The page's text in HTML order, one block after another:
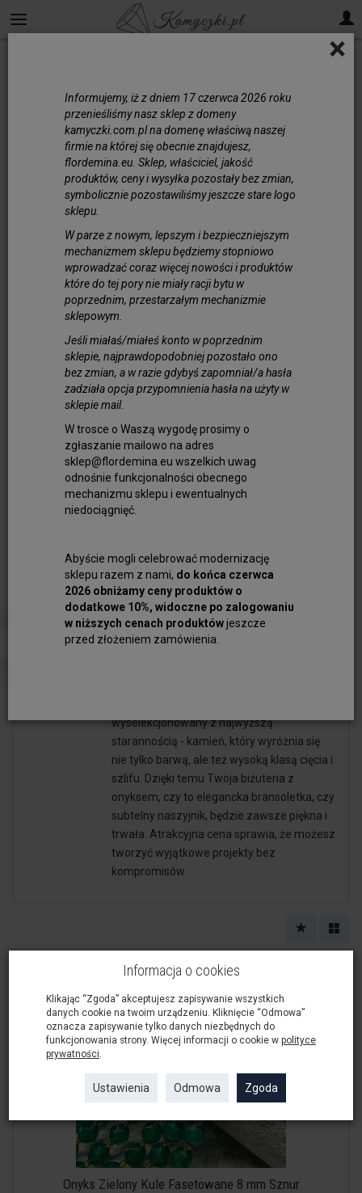
×
Informujemy, iż z dniem 17 czerwca 2026 roku
przenieśliśmy nasz sklep z domeny
kamyczki.com.pl na domenę właściwą naszej
firmie na której się obecnie znajdujesz,
flordemina.eu. Sklep, właściciel, jakość
produktów, ceny i wysyłka pozostały bez zmian,
symbolicznie pozostawiliśmy jeszcze stare logo
sklepu.
W parze z nowym, lepszym i bezpieczniejszym
mechanizmem sklepu będziemy stopniowo
wprowadzać coraz więcej nowości i produktów
które do tej pory nie miały racji bytu w
poprzednim, przestarzałym mechanizmie
sklepowym.
Jeśli miałaś/miałeś konto w poprzednim
sklepie, najprawdopodobniej pozostało ono
bez zmian, a w razie gdybyś zapomniał/a hasła
zadziała opcja przypomnienia hasła na użyty w
sklepie mail.
W trosce o Waszą wygodę prosimy o
zgłaszanie mailowo na adres
sklep@flordemina.eu wszelkich uwag
odnośnie funkcjonalności obecnego
mechanizmu sklepu i ewentualnych
niedociągnięć.
Abyście mogli celebrować modernizację
sklepu razem z nami, do końca czerwca
2026 obniżamy ceny produktów o
dodatkowe 10%, widoczne po zalogowaniu
w niższych cenach produktówjeszcze
przed złożeniem zamówienia.
Onyks zielony – kamień do
tworzenia biżuterii
Kamień onyks zielony to nie tylko efektowny
minerał, ale przede wszystkim symbol
wewnętrznej siły i harmonii. Jest od wieków
emocjonalną równowagę, wyciszenie oraz
zwiększenie koncentracji, dlatego zyskał
szczególne miejsce w świecie naturalnej
biżuterii. Wybierając onyks, otaczasz się
energią, która wzmacnia, koi i inspiruje.
Onyks zielony w kształcie kostki
fasetowanej, monety lub kuli to wyjątkowy
materiał dla wszystkich, którzy tworzą
biżuterię z duszą. Zachwyca intensywną,
głęboką zielenią i eleganckim, szklistym
połyskiem, uzyskanym dzięki precyzyjnemu
szlifowi. Jest doskonałym wyborem dla
osób poszukujących surowca trwałego i
niezwykle estetycznego.
Każdy element - zarówno onyks w formie
standardowemu nawiertowi i długości
sznura ok. 26 cm kamień nadaje się do
tworzenia zarówno delikatnych
naszyjników, jak i modnych, wielorzędowych
bransoletek. Możesz go nawlekać na nić
wyselekcjonowany z najwyższą
starannością - kamień, który wyróżnia się
nie tylko barwą, ale też wysoką klasą cięcia i
szlifu. Dzięki temu Twoja biżuteria z
onyksem, czy to elegancka bransoletka, czy
subtelny naszyjnik, będzie zawsze piękna i
trwała. Atrakcyjna cena sprawia, że możesz
tworzyć wyjątkowe projekty bez
kompromisów.
Onyks Zielony Kule Fasetowane 8 mm Sznur
Informacja o cookies
Klikając “Zgoda” akceptujesz zapisywanie wszystkich
danych cookie na twoim urządzeniu. Kliknięcie “Odmowa”
oznacza zapisywanie tylko danych niezbędnych do
funkcjonowania strony. Więcej informacji o cookie w polityce
prywatności
Ustawienia Odmowa Zgoda